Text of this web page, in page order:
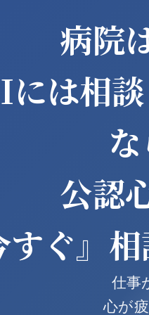
病院
は相
な
公認
すぐ』
仕事
心が